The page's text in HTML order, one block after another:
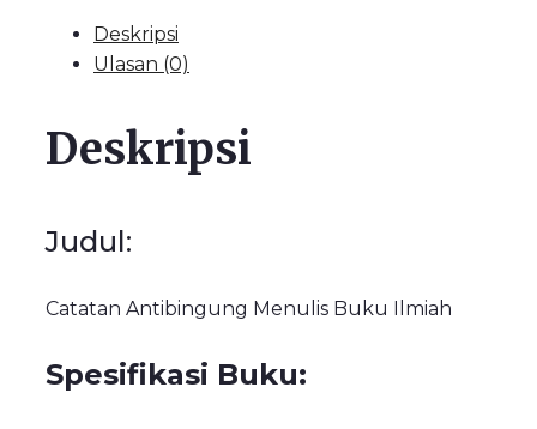
Deskripsi
Ulasan (0)
Deskripsi
Judul:
Catatan Antibingung Menulis Buku Ilmiah
Spesifikasi Buku: